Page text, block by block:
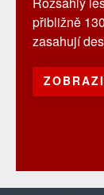
přibližně
zasahují